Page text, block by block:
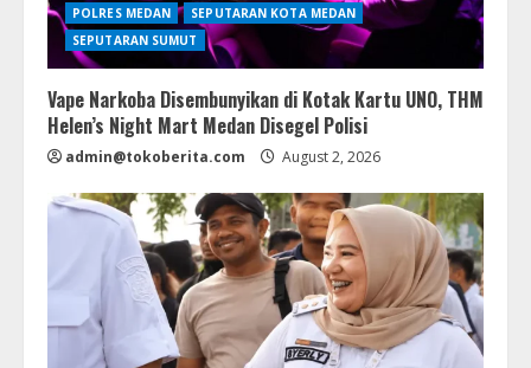
POLRES MEDAN
SEPUTARAN KOTA MEDAN
SEPUTARAN SUMUT
Vape Narkoba Disembunyikan di Kotak Kartu UNO, THM
Helen’s Night Mart Medan Disegel Polisi
admin@tokoberita.com August 2, 2026